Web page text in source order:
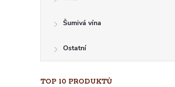
Šumivá vína
Ostatní
TOP 10 PRODUKTŮ